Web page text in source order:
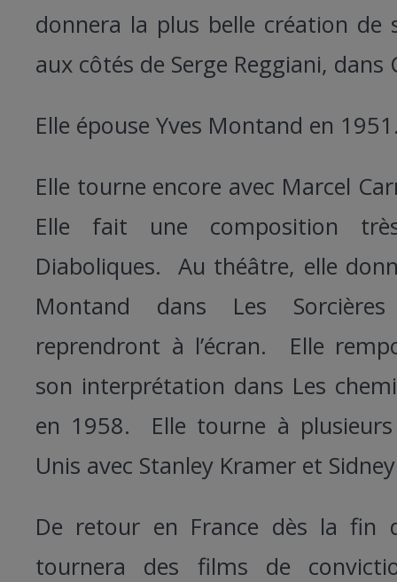
donnera la plus belle création de
aux côtés de Serge Reggiani, dans
Elle épouse Yves Montand en
Elle tourne encore avec Marcel
Elle fait une composition
Diaboliques. Au théâtre, elle
Montand dans Les
reprendront à l’écran. Elle
son interprétation dans Les
en 1958. Elle tourne à
Unis avec Stanley Kramer et
De retour en France dès la fin
tournera des films de